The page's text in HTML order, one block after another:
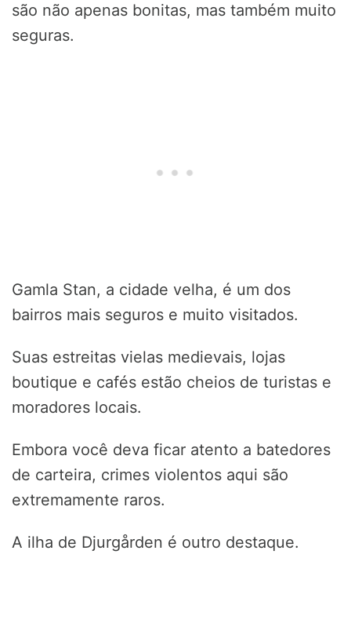
são não apenas bonitas, mas também muito
seguras.
Gamla Stan, a cidade velha, é um dos
bairros mais seguros e muito visitados.
Suas estreitas vielas medievais, lojas
boutique e cafés estão cheios de turistas e
moradores locais.
Embora você deva ficar atento a batedores
de carteira, crimes violentos aqui são
extremamente raros.
A ilha de Djurgården é outro destaque.